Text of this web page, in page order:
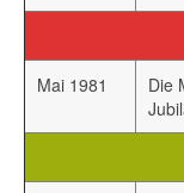
Mai 1981
Die